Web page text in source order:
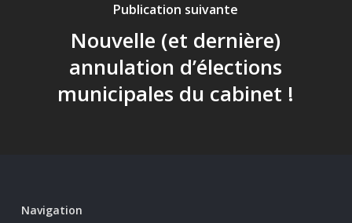
Publication suivante
Nouvelle (et dernière)
annulation d’élections
municipales du cabinet !
Navigation